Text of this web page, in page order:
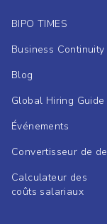
BIPO TIMES
Business Continuity
Blog
Global Hiring Guide
Événements
Convertisseur de
Calculateur des
coûts salariaux